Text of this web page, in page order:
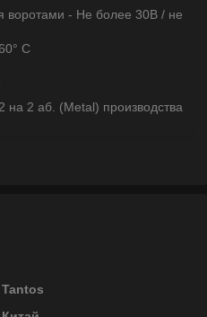
воротами - Не более 30В / не
С
2 аб. (Metal) производства
Tantos